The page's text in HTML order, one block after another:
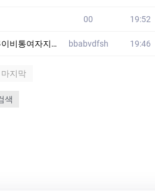
00 19:52
지갑여자 GRH bbabvdfsh 19:46
마지막
색